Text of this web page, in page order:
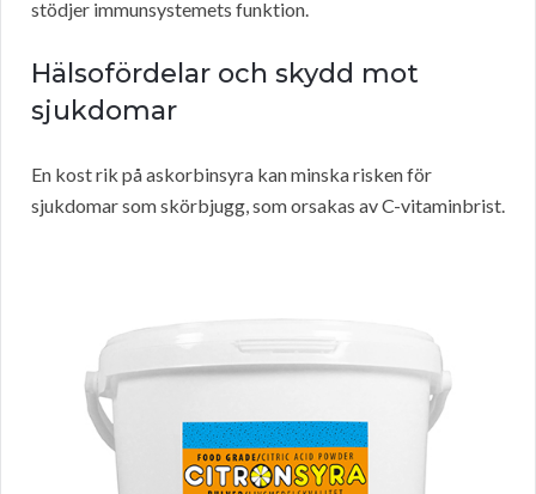
stödjer immunsystemets funktion.
Hälsofördelar och skydd mot
sjukdomar
En kost rik på askorbinsyra kan minska risken för
sjukdomar som skörbjugg, som orsakas av C-vitaminbrist.